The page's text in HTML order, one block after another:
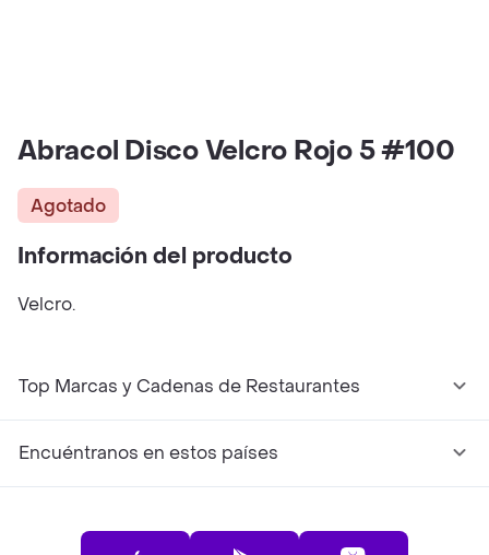
Abracol Disco Velcro Rojo 5 #100
Agotado
Información del producto
Velcro.
Top Marcas y Cadenas de Restaurantes
Encuéntranos en estos países